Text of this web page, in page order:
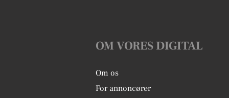
OM VORES DIGITAL
Om os
For annoncører